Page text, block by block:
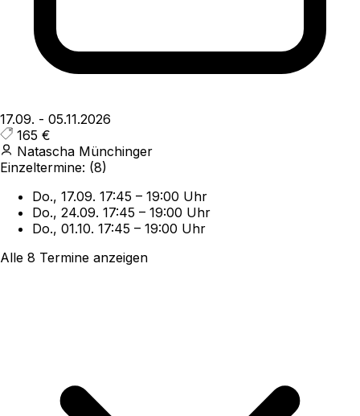
17.09. - 05.11.2026
165 €
Natascha Münchinger
Einzeltermine: (8)
Do., 17.09. 17:45 – 19:00 Uhr
Do., 24.09. 17:45 – 19:00 Uhr
Do., 01.10. 17:45 – 19:00 Uhr
Alle 8 Termine anzeigen